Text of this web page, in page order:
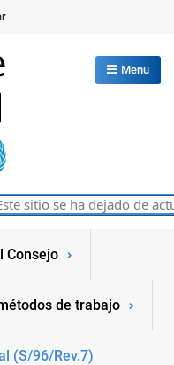
de las
Menu
sitio se ha dejado de
Consejo
de trabajo
(S/96/Rev.7)